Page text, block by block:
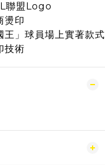
聯盟Logo
燙印
」球員場上實著款式
技術